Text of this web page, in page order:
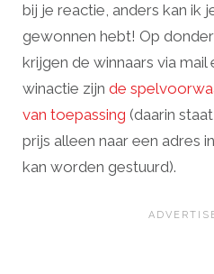
bij je reactie, anders kan ik
gewonnen hebt! Op
krijgen de winnaars via
winactie zijn de
van toepassing (daarin
prijs alleen naar een adres
kan worden gestuurd).